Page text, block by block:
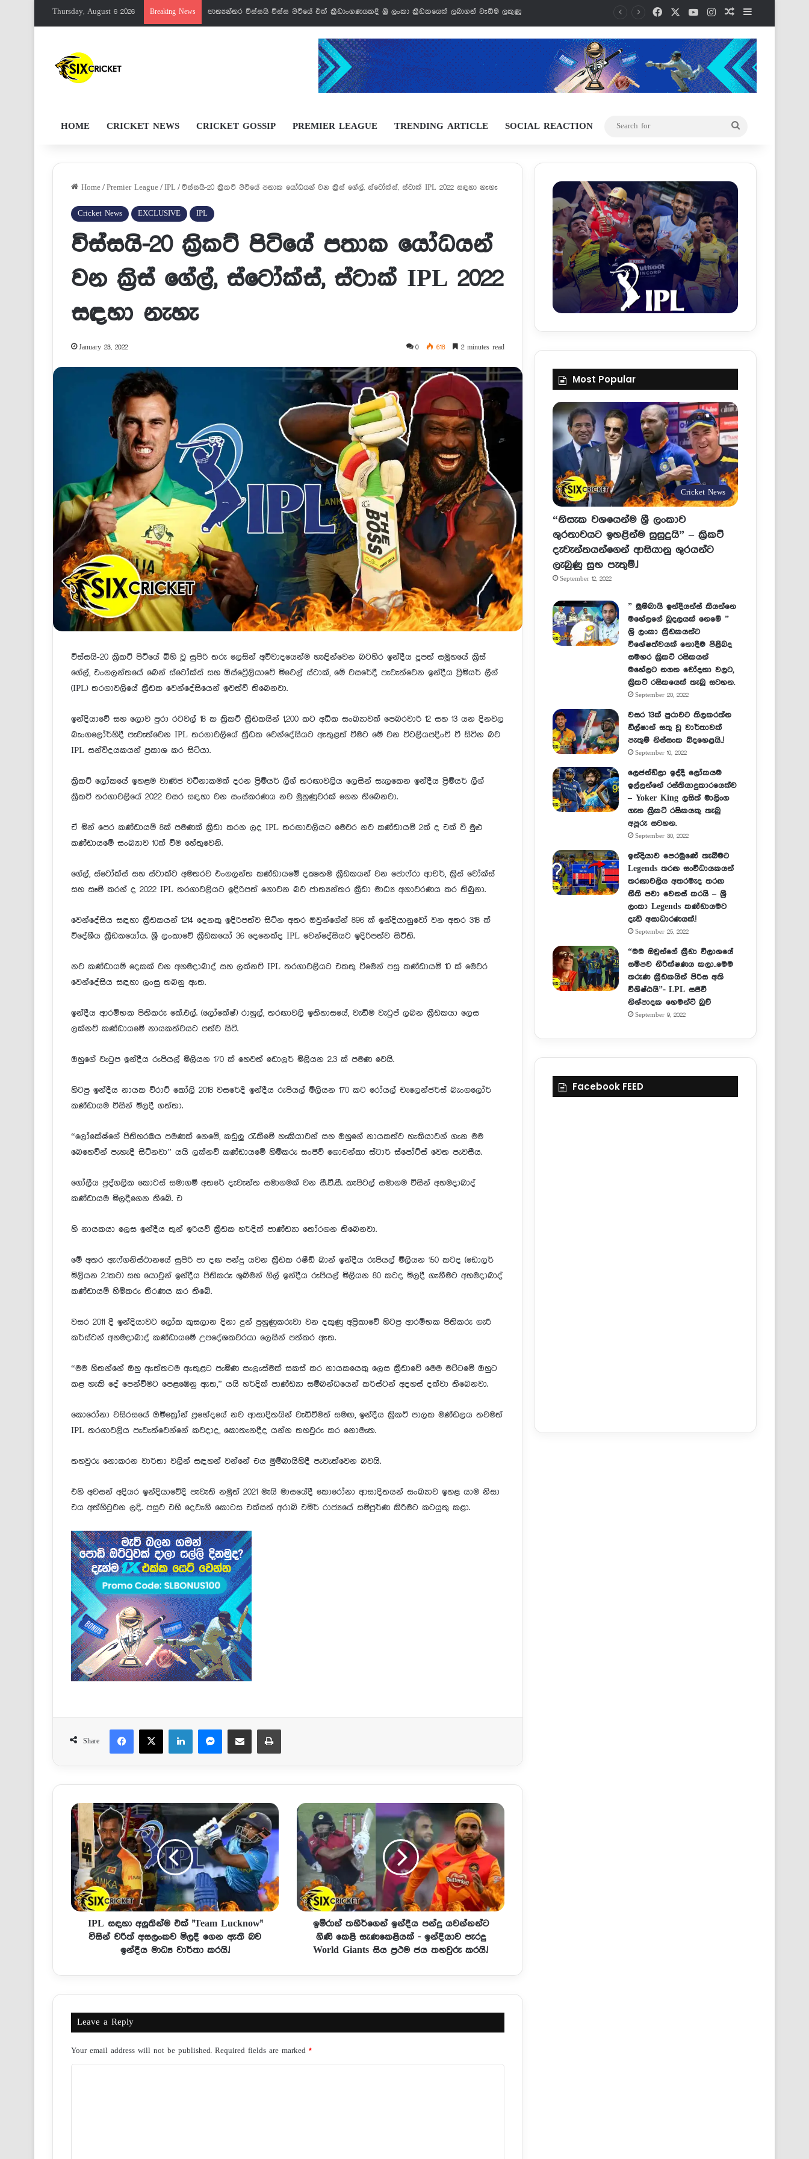
Thursday, August 6 2026 Breaking News පැතුම්ට මරු වැඩක් වෙන්නයි යන්නේ Facebook YouTubeInstagramRandom Article
HOME CRICKET NEWS CRICKET GOSSIP PREMIER LEAGUE TRENDING ARTICLE SOCIAL REACTION
Home / Premier League / IPL / විස්සයි-20 ක්‍රිකට් පිටියේ පතාක යෝධයන් වන ක්‍රිස් ගේල්, ස්ටෝක්ස්, ස්ටාක් IPL 2022 සඳහා නැහැ
Cricket News EXCLUSIVE IPL
විස්සයි-20 ක්‍රිකට් පිටියේ පතාක යෝධයන්
වන ක්‍රිස් ගේල්, ස්ටෝක්ස්, ස්ටාක් IPL 2022
සඳහා නැහැ
January 23, 2022 0 618 2 minutes read
විස්සයි-20 ක්‍රිකට් පිටියේ බිහි වූ සුපිරි තරු ලෙසින් අවිවාදයෙන්ම හැඳින්වෙන බටහිර ඉන්දීය දූපත් සමූහයේ ක්‍රිස්
ගේල්, එංගලන්තයේ බෙන් ස්ටෝක්ස් සහ ඕස්ට්‍රේලියාවේ මිචෙල් ස්ටාක්, මේ වසරේදී පැවැත්වෙන ඉන්දීය ප්‍රිමියර් ලීග්
(IPL) තරගාවලියේ ක්‍රීඩක වෙන්දේසියෙන් ඉවත්වී තිබෙනවා.
ඉන්දියාවේ සහ ලොව පුරා රටවල් 18 ක ක්‍රිකට් ක්‍රීඩකයින් 1,200 කට අධික සංඛ්‍යාවක් පෙබරවාරි 12 සහ 13 යන දිනවල
බැංගලෝර්හිදී පැවැත්වෙන IPL තරගාවලියේ ක්‍රීඩක වෙන්දේසියට ඇතුළත් වීමට මේ වන විටලියපදිංචි වී සිටින බව
IPL සන්විදයකයන් ප්‍රකාශ කර සිටියා.
ක්‍රිකට් ලෝකයේ ඉහළම වාණිජ වටිනාකමක් දරන ප්‍රිමියර් ලීග් තරඟාවලිය ලෙසින් සැලකෙන ඉන්දීය ප්‍රිමියර් ලීග්
ක්‍රිකට් තරගාවලියේ 2022 වසර සඳහා වන සංස්කරණය නව මුහුණුවරක් ගෙන තිබෙනවා.
ඒ මින් පෙර කණ්ඩායම් 8ක් පමණක් ක්‍රිඩා කරන ලද IPL තරඟාවලියට මෙවර නව කණ්ඩායම් 2ක් ද එක් වී මුළු
කණ්ඩායමේ සංඛ්‍යාව 10ක් වීම හේතුවෙනි.
ගේල්, ස්ටෝක්ස් සහ ස්ටාක්ට අමතරව එංගලන්ත කණ්ඩායමේ දක්‍ෂතම ක්‍රීඩකයන් වන ජොෆ්රා ආචර්, ක්‍රිස් වෝක්ස්
සහ සෑම් කරන් ද 2022 IPL තරගාවලියට ඉදිරිපත් නොවන බව ජාත්‍යන්තර ක්‍රීඩා මාධ්‍ය අනාවරණය කර තිබුනා.
වෙන්දේසිය සඳහා ක්‍රීඩකයන් 1214 දෙනකු ඉදිරිපත්ව සිටින අතර ඔවුන්ගේන් 896 ක් ඉන්දියානුවෝ වන අතර 318 ක්
විදේශීය ක්‍රීඩකයෝය. ශ්‍රී ලංකාවේ ක්‍රීඩකයෝ 36 දෙනෙක්ද IPL වෙන්දේසියට ඉදිරිපත්ව සිටිති.
නව කණ්ඩායම් දෙකක් වන අහමදාබාද් සහ ලක්නව් IPL තරගාවලියට එකතු වීමෙන් පසු කණ්ඩායම් 10 ක් මෙවර
වෙන්දේසිය සඳහා ලංසු තබනු ඇත.
ඉන්දීය ආරම්භක පිතිකරු කේ.එල්. (ලෝකේෂ්) රාහුල්, තරඟාවලි ඉතිහාසයේ, වැඩිම වැටුප් ලබන ක්‍රීඩකයා ලෙස
ලක්නව් කණ්ඩායමේ නායකත්වයට පත්ව සිටී.
ඔහුගේ වැටුප ඉන්දීය රුපියල් මිලියන 170 ක් හෙවත් ඩොලර් මිලියන 2.3 ක් පමණ වෙයි.
හිටපු ඉන්දීය නායක විරාට් කෝලි 2018 වසරේදී ඉන්දීය රුපියල් මිලියන 170 කට රෝයල් චැලෙන්ජර්ස් බැංගලෝර්
කණ්ඩායම විසින් මිලදී ගත්තා.
“ලෝකේෂ්ගේ පිතිහරඹය පමණක් නෙමේ, කඩුලු රැකීමේ හැකියාවන් සහ ඔහුගේ නායකත්ව හැකියාවන් ගැන මම
බෙහෙවින් පැහැදී සිටිනවා” යයි ලක්නව් කණ්ඩායමේ හිමිකරු සංජීව් ගොඑන්කා ස්ටාර් ස්පෝට්ස් වෙත පැවසීය.
ගෝලීය පුද්ගලික කොටස් සමාගම් අතරේ දැවැන්ත සමාගමක් වන සී.වී.සී. කැපිටල් සමාගම විසින් අහමදාබාද්
කණ්ඩායම මිලදීගෙන තිබේ. එ
හි නායකයා ලෙස ඉන්දීය තුන් ඉරියව් ක්‍රීඩක හර්දික් පාණ්ඩ්‍යා තෝරගන තිබෙනවා.
මේ අතර ඇෆ්ගනිස්ථානයේ සුපිරි පා දඟ පන්දු යවන ක්‍රීඩක රෂීඩ් ඛාන් ඉන්දීය රුපියල් මිලියන 150 කටද (ඩොලර්
මිලියන 2.1කට) සහ යොවුන් ඉන්දීය පිතිකරු ශුබ්මන් ගිල් ඉන්දීය රුපියල් මිලියන 80 කටද මිලදී ගැනීමට අහමදාබාද්
කණ්ඩායම් හිමිකරු තීරණය කර තිබේ.
වසර 2011 දී ඉන්දියාවට ලෝක කුසලාන දිනා දුන් පුහුණුකරුවා වන දකුණු අප්‍රිකාවේ හිටපු ආරම්භක පිතිකරු ගැරී
කර්ස්ටන් අහමදාබාද් කණ්ඩායමේ උපදේශකවරයා ලෙසින් පත්කර ඇත.
“මම හිතන්නේ ඔහු ඇත්තටම ඇතුළට පැමිණ සැලැස්මක් සකස් කර නායකයෙකු ලෙස ක්‍රීඩාවේ මෙම මට්ටමේ ඔහුට
කළ හැකි දේ පෙන්වීමට පෙළඹෙනු ඇත,” යයි හර්දික් පාණ්ඩ්‍යා සම්බන්ධයෙන් කර්ස්ටන් අදහස් දක්වා තිබෙනවා.
කොරෝනා වසිරසයේ ඔමික්‍රෝන් ප්‍රභේදයේ නව ආසාදිතයින් වැඩිවීමත් සමඟ, ඉන්දීය ක්‍රිකට් පාලක මණ්ඩලය තවමත්
IPL තරගාවලිය පැවැත්වෙන්නේ කවදාද, කොතැනදීද යන්න තහවුරු කර නොමැත.
තහවුරු නොකරන වාර්තා වලින් සඳහන් වන්නේ එය මුම්බායිහිදී පැවැත්වෙන බවයි.
එහි අවසන් අදියර ඉන්දියාවේදී පැවැති නමුත් 2021 මැයි මාසයේදී කොරෝනා ආසාදිතයන් සංඛ්‍යාව ඉහළ යාම නිසා
එය අත්හිටුවන ලදි. පසුව එහි දෙවැනි කොටස එක්සත් අරාබි එමීර් රාජ්‍යයේ සම්පූර්ණ කිරීමට කටයුතු කළා.
Share
IPL සඳහා අලුතින්ම එක් "Team Lucknow"
විසින් චරිත් අසලංකව මිලදී ගෙන ඇති බව
ඉන්දීය මාධ්‍ය වාර්තා කරයි.!
ඉම්රාන් තහීර්ගෙන් ඉන්දීය පන්දු යවන්නන්ට
ගිණි කෙළි සැණකෙළියක් - ඉන්දියාව පැරදු
World Giants සිය ප්‍රථම ජය තහවුරු කරයි.!
Leave a Reply
Your email address will not be published. Required fields are marked *
Most Popular
Cricket News
“නිසැක වශයෙන්ම ශ්‍රී ලංකාව
ශුරතාවයට ඉහළින්ම සුසුදුයි” – ක්‍රිකට්
දැවැන්තයන්ගෙන් ආසියානු ශුරයන්ට
ලැබුණු සුභ පැතුම්.!
September 12, 2022
” මුම්බායි ඉන්දියන්ස් කියන්නෙ
මහේලගේ බූදලයක් නෙමේ ”
ශ්‍රි ලංකා ක්‍රීඩකයන්ට
විශේෂත්වයක් නොදීම පිළිබද
සමහර ක්‍රිකට් රසිකයන්
මහේලට නගන චෝදනා වලට,
ක්‍රිකට් රසිකයෙක් තැබු සටහන.
September 20, 2022
වසර 13ක් පුරාවට තිලකරත්න
ඩිල්ෂාන් සතු වූ වාර්තාවක්
පැතුම් නිස්සංක බිදහෙළයි..!
September 10, 2022
ලෙජන්ඩ්ලා ඉද්දී ලෝකයම
ඉල්ලන්නේ රස්තියාදුකාරයෙක්ව
– Yoker King ලසිත් මාලිංග
ගැන ක්‍රිකට් රසිකයකු තැබු
අපූරු සටහන.
September 30, 2022
ඉන්දියාව පෙරමුණේ තැබීමට
Legends තරඟ සංවිධායකයන්
තරඟාවලිය අතරමැද තරඟ
නීති පවා වෙනස් කරයි – ශ්‍රී
ලංකා Legends කණ්ඩායමට
දැඩි අසාධාරණයක්.!
September 25, 2022
“මම ඔවුන්ගේ ක්‍රීඩා විලාශයේ
සමීපව නිරීක්ෂණය කලා..මෙම
තරුණ ක්‍රීඩකයින් පිරිස අති
විශිෂ්ඨයි”- LPL සජීවී
නිශ්පාදක හෙමන්ට් බුච්
September 9, 2022
Facebook FEED